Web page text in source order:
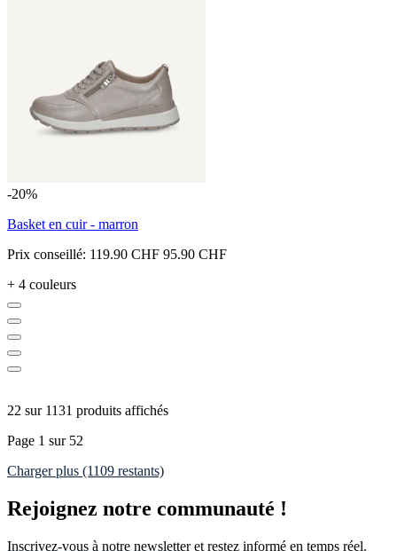
-20%
Basket en cuir - marron
Prix conseillé: 119.90 CHF 95.90 CHF
+ 4 couleurs
22 sur 1131 produits affichés
Page 1 sur 52
Charger plus (1109 restants)
Rejoignez notre communauté !
Inscrivez-vous à notre newsletter et restez informé en temps réel.